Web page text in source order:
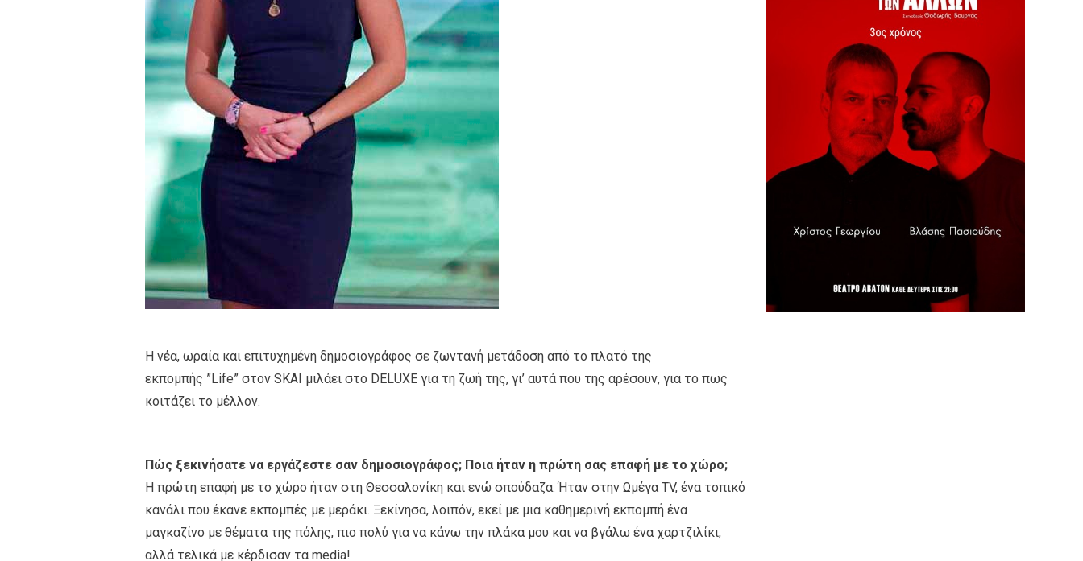
Η νέα, ωραία και επιτυχημένη δημοσιογράφος σε ζωντανή μετάδοση από το πλατό της
εκπομπής ”Life” στον SKAI μιλάει στο DELUXE για τη ζωή της, γι’ αυτά που της αρέσουν, για το πως
κοιτάζει το μέλλον.
Πώς ξεκινήσατε να εργάζεστε σαν δημοσιογράφος; Ποια ήταν η πρώτη σας επαφή με το χώρο;
H πρώτη επαφή με το χώρο ήταν στη Θεσσαλονίκη και ενώ σπούδαζα. Ήταν στην Ωμέγα TV, ένα τοπικό
κανάλι που έκανε εκπομπές με μεράκι. Ξεκίνησα, λοιπόν, εκεί με μια καθημερινή εκπομπή ένα
μαγκαζίνο με θέματα της πόλης, πιο πολύ για να κάνω την πλάκα μου και να βγάλω ένα χαρτζιλίκι,
αλλά τελικά με κέρδισαν τα media!